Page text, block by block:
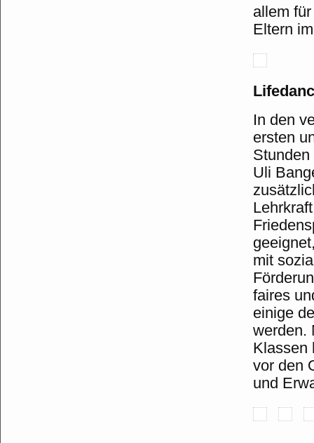
allem
Eltern
Life
In den
ersten
Uli
mit
faires
einige
werden.
Klassen
vor den
und